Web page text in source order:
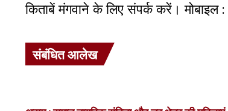
किताबें मंगवाने के लिए संपर्क करें। मोबाइल
संबंधित आलेख